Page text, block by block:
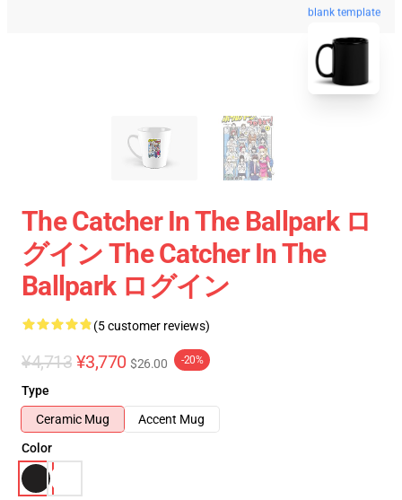
blank template
The Catcher In The Ballpark ロ
グイン The Catcher In The
Ballpark ログイン
(5 customer reviews)
¥4,713 ¥3,770 $26.00 -20%
Type
Ceramic Mug
Accent Mug
Color